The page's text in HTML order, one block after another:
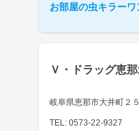
お部屋の虫キラー
Ｖ・ドラッグ恵
岐阜県恵那市大井町２
TEL: 0573-22-9327